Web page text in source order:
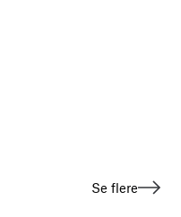
Se flere